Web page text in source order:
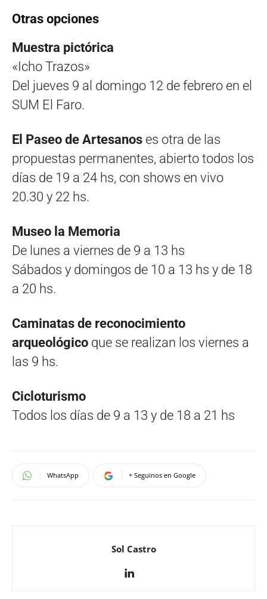
Otras opciones
Muestra pictórica
«Icho Trazos»
Del jueves 9 al domingo 12 de febrero en el
SUM El Faro.
El Paseo de Artesanos es otra de las
propuestas permanentes, abierto todos los
días de 19 a 24 hs, con shows en vivo
20.30 y 22 hs.
Museo la Memoria
De lunes a viernes de 9 a 13 hs
Sábados y domingos de 10 a 13 hs y de 18
a 20 hs.
Caminatas de reconocimiento
arqueológico que se realizan los viernes a
las 9 hs.
Cicloturismo
Todos los días de 9 a 13 y de 18 a 21 hs
WhatsApp + Seguinos en Google
Sol Castro